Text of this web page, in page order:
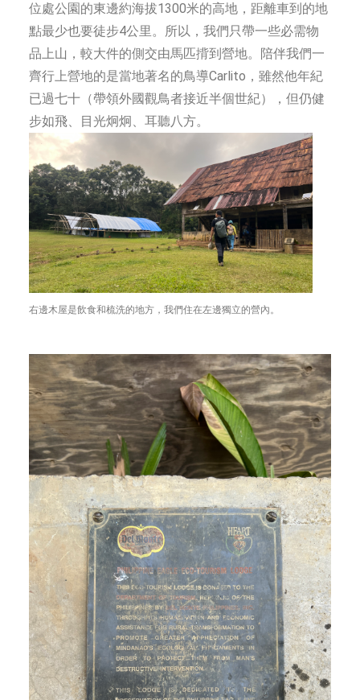
位處公園的東邊約海拔1300米的高地，距離車到的地
點最少也要徒步4公里。所以，我們只帶一些必需物
品上山，較大件的側交由馬匹揹到營地。陪伴我們一
齊行上營地的是當地著名的鳥導Carlito，雖然他年紀
已過七十（帶領外國觀鳥者接近半個世紀），但仍健
步如飛、目光炯炯、耳聽八方。
右邊木屋是飲食和梳洗的地方，我們住在左邊獨立的營內。